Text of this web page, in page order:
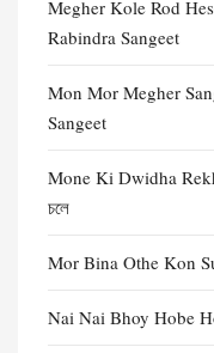
Megher Kole Rod
Rabindra Sangeet
Mon Mor Megher
Sangeet
Mone Ki Dwidha
চলে
Mor Bina Othe Kon
Nai Nai Bhoy Hobe